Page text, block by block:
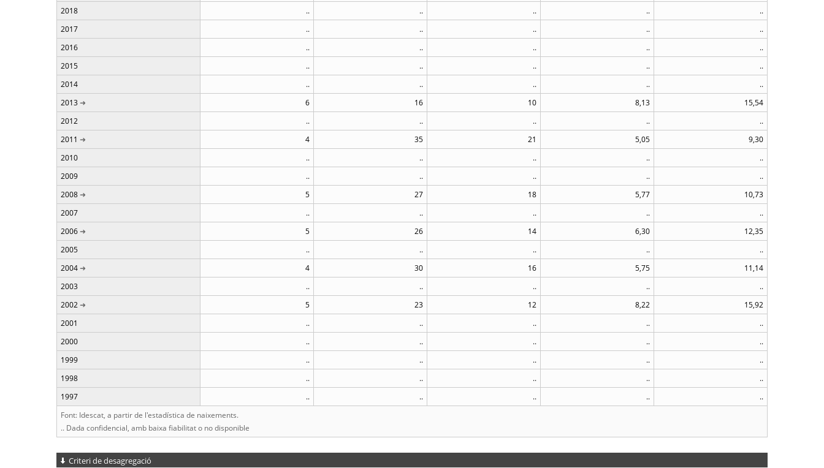
2018
.. .. .. ..
..
2017
.. .. .. ..
..
2016
.. .. .. ..
..
2015
.. .. .. ..
..
2014
.. .. .. ..
..
2013
6 16 10 8,13
15,54
2012
.. .. .. ..
..
2011
4 35 21 5,05
9,30
2010
.. .. .. ..
..
2009
.. .. .. ..
..
2008
5 27 18 5,77
10,73
2007
.. .. .. ..
..
2006
5 26 14 6,30
12,35
2005
.. .. .. ..
..
2004
4 30 16 5,75
11,14
2003
.. .. .. ..
..
2002
5 23 12 8,22
15,92
2001
.. .. .. ..
..
2000
.. .. .. ..
..
1999
.. .. .. ..
..
1998
.. .. .. ..
..
1997
.. .. .. ..
..
Font: Idescat, a partir de l'estadística de naixements.
.. Dada confidencial, amb baixa fiabilitat o no disponible
Criteri de desagregació